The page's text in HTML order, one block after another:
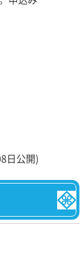
日公開)